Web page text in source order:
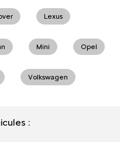
Lexus
Mini Opel
Volkswagen
: